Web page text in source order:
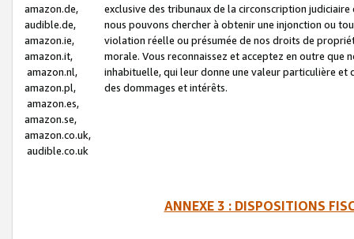
amazon.de,
audible.de,
amazon.ie,
amazon.it,
amazon.nl,
amazon.pl,
amazon.es,
amazon.se,
amazon.co.uk,
audible.co.uk
exclusive des tribunaux de la circonscription
nous pouvons chercher à obtenir une injonction ou
violation réelle ou présumée de nos droits de
morale. Vous reconnaissez et acceptez en outre que
inhabituelle, qui leur donne une valeur particulière
des dommages et intérêts.
ANNEXE 3 : DISPOSITIONS